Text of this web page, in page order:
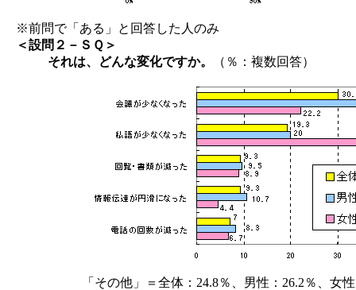
※前問で「ある」と回答した人のみ
＜設問２－ＳＱ＞
それは、どんな変化ですか。
（％：複数回答）
「その他」＝全体：24.8％、男性：26.2％、女